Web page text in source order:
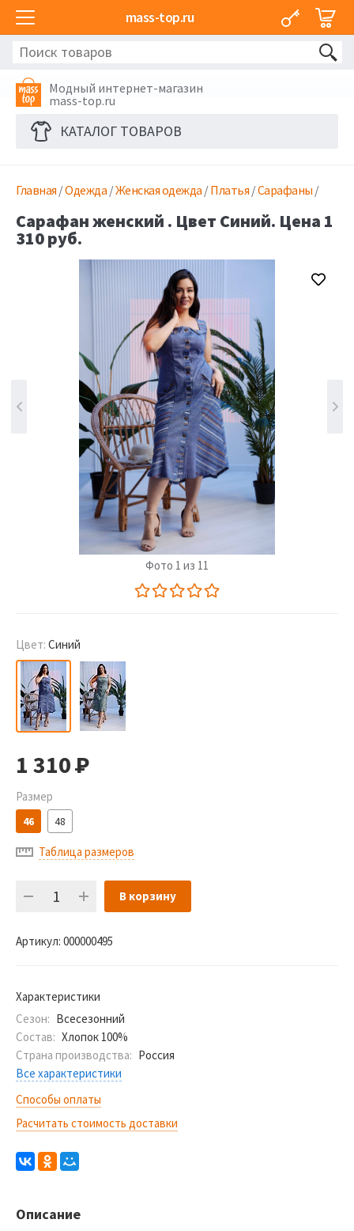
mass-top.ru
Модный интернет-магазин
mass-top.ru
КАТАЛОГ ТОВАРОВ
Главная /Одежда /Женская одежда /Платья /Сарафаны /
Сарафан женский . Цвет Синий. Цена 1
310 руб.
Фото 1 из 11
Цвет: Синий
1 310Р
Размер
46 48
Таблица размеров
В корзину
Артикул: 000000495
Характеристики
Сезон: Всесезонний
Состав: Хлопок 100%
Страна производства: Россия
Все характеристики
Способы оплаты
Расчитать стоимость доставки
Описание